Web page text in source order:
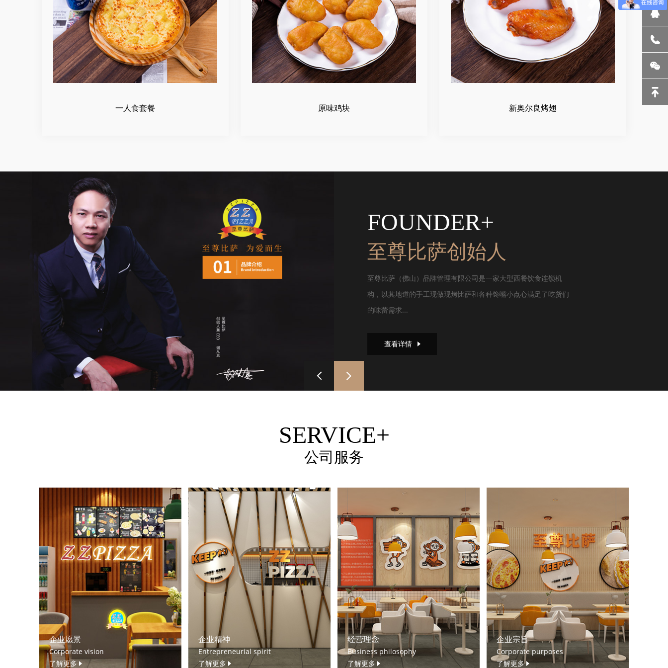
一人食套餐 原味鸡块 新奥尔良烤翅
FOUNDER+
至尊比萨创始人
至尊比萨（佛山）品牌管理有限公司是一家大型西餐饮食连锁机
构，以其地道的手工现做现烤比萨和各种馋嘴小点心满足了吃货们
的味蕾需求...
查看详情
SERVICE+
公司服务
企业愿景
Corporate vision
了解更多
企业精神
Entrepreneurial spirit
了解更多
经营理念
Business philosophy
了解更多
企业宗旨
Corporate purposes
了解更多